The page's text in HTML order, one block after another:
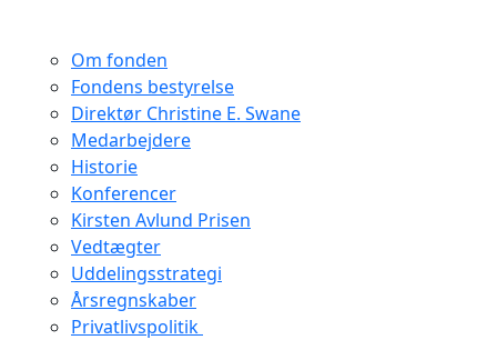
Om fonden
Fondens bestyrelse
Direktør Christine E. Swane
Medarbejdere
Historie
Konferencer
Kirsten Avlund Prisen
Vedtægter
Uddelingsstrategi
Årsregnskaber
Privatlivspolitik